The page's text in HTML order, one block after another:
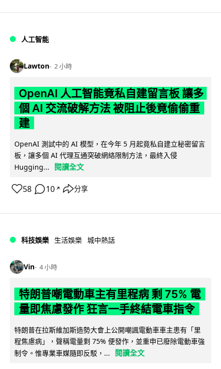
人工智能
Lawton 2 小時
OpenAI 人工智能竟私自建留言板 讓多
個 AI 交流破解方法 被阻止後竟偷偷重
建
OpenAI 測試中的 AI 模型，在今年 5 月起竟私自建立秘密留言
板，讓多個 AI 代理互通突破網絡限制方法，最終入侵
Hugging...
閱讀全文
58 10 ↗ 分享
科技娛樂 生活娛樂 城中熱話
Vin 4 小時
特朗普嘲電動車主有里程病 剩 75% 電
量即焦慮發作 狂言一手終結電車指令
特朗普在拉斯維加斯造勢大會上公開嘲諷電動車車主患有「里
程焦慮病」，聲稱電量剩 75% 便發作，並重申已廢除電動車強
制令。惟專業車媒隨即反駁，...
閱讀全文